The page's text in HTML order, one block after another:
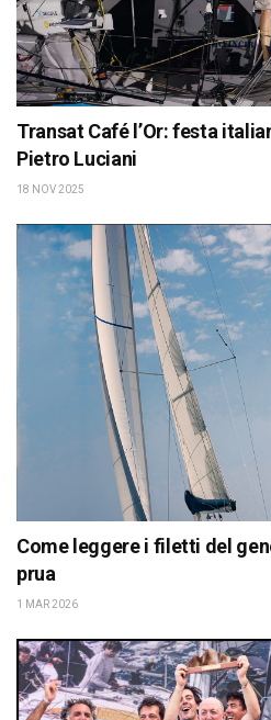
Transat Café l’Or: festa
Pietro Luciani
18 NOV 2025
Come leggere i filetti del
prua
1 MAR 2026